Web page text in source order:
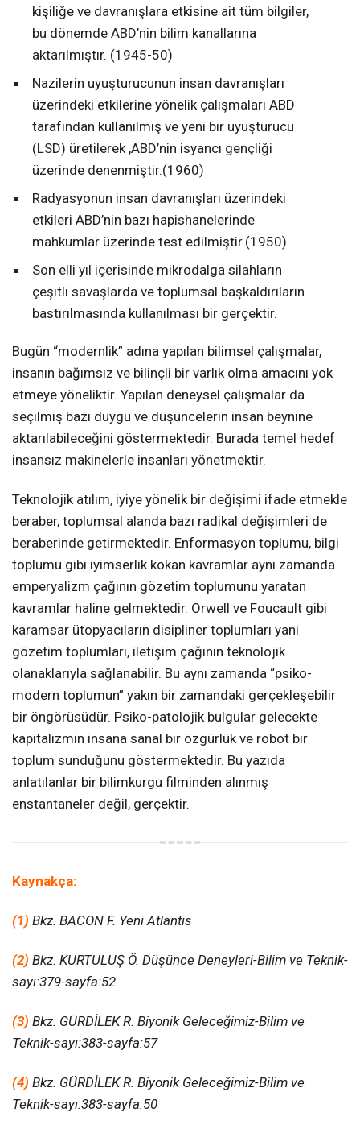
kişiliğe ve davranışlara etkisine ait tüm bilgiler,
bu dönemde ABD’nin bilim kanallarına
aktarılmıştır. (1945-50)
Nazilerin uyuşturucunun insan davranışları
üzerindeki etkilerine yönelik çalışmaları ABD
tarafından kullanılmış ve yeni bir uyuşturucu
(LSD) üretilerek ,ABD’nin isyancı gençliği
üzerinde denenmiştir.(1960)
Radyasyonun insan davranışları üzerindeki
etkileri ABD’nin bazı hapishanelerinde
mahkumlar üzerinde test edilmiştir.(1950)
Son elli yıl içerisinde mikrodalga silahların
çeşitli savaşlarda ve toplumsal başkaldırıların
bastırılmasında kullanılması bir gerçektir.
Bugün “modernlik” adına yapılan bilimsel çalışmalar,
insanın bağımsız ve bilinçli bir varlık olma amacını yok
etmeye yöneliktir. Yapılan deneysel çalışmalar da
seçilmiş bazı duygu ve düşüncelerin insan beynine
aktarılabileceğini göstermektedir. Burada temel hedef
insansız makinelerle insanları yönetmektir.
Teknolojik atılım, iyiye yönelik bir değişimi ifade etmekle
beraber, toplumsal alanda bazı radikal değişimleri de
beraberinde getirmektedir. Enformasyon toplumu, bilgi
toplumu gibi iyimserlik kokan kavramlar aynı zamanda
emperyalizm çağının gözetim toplumunu yaratan
kavramlar haline gelmektedir. Orwell ve Foucault gibi
karamsar ütopyacıların disipliner toplumları yani
gözetim toplumları, iletişim çağının teknolojik
olanaklarıyla sağlanabilir. Bu aynı zamanda “psiko-
modern toplumun” yakın bir zamandaki gerçekleşebilir
bir öngörüsüdür. Psiko-patolojik bulgular gelecekte
kapitalizmin insana sanal bir özgürlük ve robot bir
toplum sunduğunu göstermektedir. Bu yazıda
anlatılanlar bir bilimkurgu filminden alınmış
enstantaneler değil, gerçektir.
Kaynakça:
(1) Bkz. BACON F. Yeni Atlantis
(2) Bkz. KURTULUŞ Ö. Düşünce Deneyleri-Bilim ve Teknik-
sayı:379-sayfa:52
(3) Bkz. GÜRDİLEK R. Biyonik Geleceğimiz-Bilim ve
Teknik-sayı:383-sayfa:57
(4) Bkz. GÜRDİLEK R. Biyonik Geleceğimiz-Bilim ve
Teknik-sayı:383-sayfa:50